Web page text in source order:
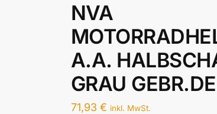
NVA
A.A.
GRAU
71,93 € inkl. MwSt.